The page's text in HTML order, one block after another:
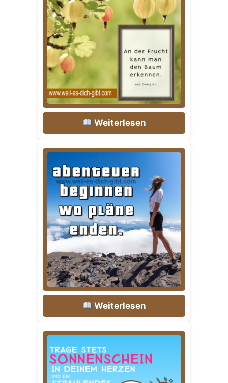
Weiterlesen
Weiterlesen